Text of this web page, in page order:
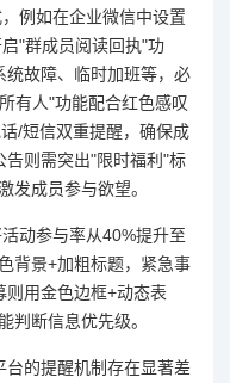
例如在企业微信中设置
"群成员阅读回执"功
统故障、临时加班等，必
有人"功能配合红色感叹
/短信双重提醒，确保成
告则需突出"限时福利"标
发成员参与欲望。
动参与率从40%提升至
背景+加粗标题，紧急事
用金色边框+动态表
判断信息优先级。
的提醒机制存在显著差